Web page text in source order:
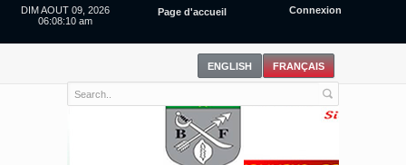
DIM AOUT 09, 2026
06:08:10 am
Page d'accueil Connexion